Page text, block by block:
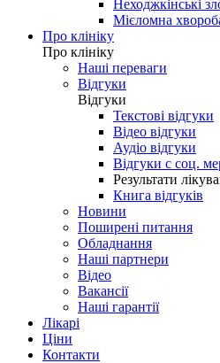
Неходжкінські
Мієломна
Про клініку
Про клініку
Наші переваги
Відгуки
Відгуки
Текстові відгуки
Відео відгуки
Аудіо відгуки
Відгуки с соц.
Результати
Книга відгуків
Новини
Поширені питання
Обладнання
Наші партнери
Відео
Вакансії
Наші гарантії
Лікарі
Ціни
Контакти